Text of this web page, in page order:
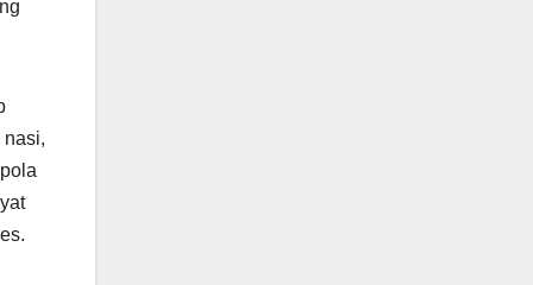
nasi,